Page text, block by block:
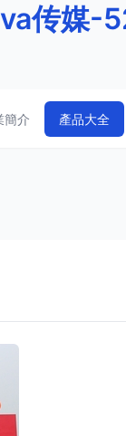
传媒-
簡介 產品大全